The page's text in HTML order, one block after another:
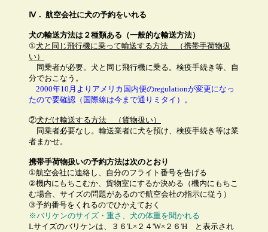
Ⅳ． 航空会社に犬の予約をいれる
犬の輸送方法は２種類ある（一般的な輸送方法）
①犬と同じ飛行機に乗って輸送する方法 （携帯手荷物扱
い）
同乗者が必要。犬と同じ飛行機に乗る。検疫手続き等、自
分でおこなう。
2000年10月よりアメリカ国内便のregulationが変更になっ
たので要確認（国際線は今まで通りミタイ）。
②犬だけ輸送する方法 （貨物扱い）
同乗者必要なし。輸送業者に犬を預け、検疫手続き等は業
者まかせ。
携帯手荷物扱いの予約方法は次のとおり
①航空会社に連絡し、自分のフライト番号を告げる
②機内にもちこむか、貨物室にするか決める（機内にもちこ
む場合、サイズの問題があるので航空会社の指示に従う）
③予約番号をくれるのでひかえておく
※バリケンのサイズ・重さ、犬の体重を聞かれる
Lサイズのバリケンは、３６'L×２４'W×２６'H と表示され